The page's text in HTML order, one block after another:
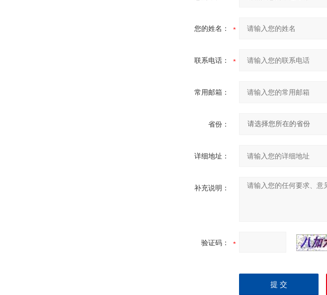
您的姓名：
联系电话：
常用邮箱：
省份：
详细地址：
补充说明：
验证码：